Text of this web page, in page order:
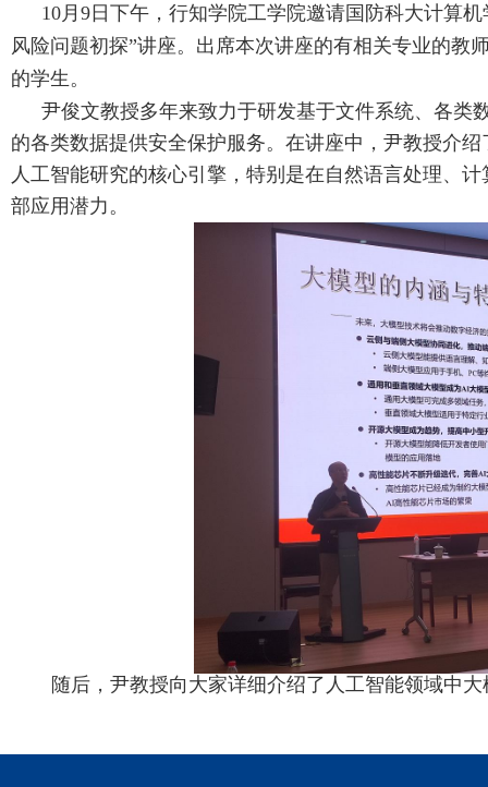
10 月 9日下午，行知学院工学院邀请国防科大计算
风险问题初探”讲座。出席本次讲座的有相关专业的教
的学生。
尹俊文教授多年来致力于研发基于文件系统、各类
的各类数据提供安全保护服务。在讲座中，尹教授介
人工智能研究的核心引擎，特别是在自然语言处理、
部应用潜力。
随后，尹教授向大家详细介绍了人工智能领域中